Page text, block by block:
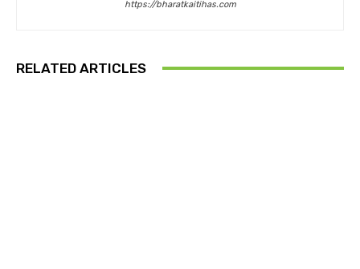
https://bharatkaitihas.com
RELATED ARTICLES